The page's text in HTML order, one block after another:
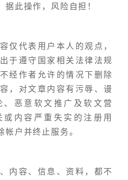
此操作，风险自担！
仅代表用户本人的观点，
于遵守国家相关法律法规
经作者允许的情况下删除
，对文章内容有污辱、谩
恶意软文推广及软文营
内容严重失实的注册用
户并终止服务。
内容、信息、资料，都不